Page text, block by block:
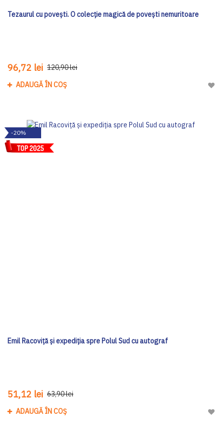
Tezaurul cu povești. O colecție magică de povești nemuritoare
96,72 lei 120,90 lei
ADAUGĂ ÎN COȘ
-20%
Emil Racoviță și expediția spre Polul Sud cu autograf
51,12 lei 63,90 lei
ADAUGĂ ÎN COȘ